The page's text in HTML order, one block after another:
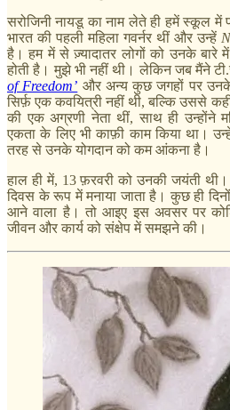
सरोजिनी नायडू का नाम लेते ही हमें स्कूल में
भारत की पहली महिला गवर्नर थीं और उन्हें
है। हम में से ज़्यादातर लोगों को उनके बारे
होती है। मुझे भी नहीं थी। लेकिन जब मैंने
of Freedom’ और अन्य कुछ जगहों पर उनके
सिर्फ़ एक कवयित्री नहीं थी, बल्कि उससे
की एक अग्रणी नेता थीं, साथ ही उन्होंने
एकता के लिए भी काफ़ी काम किया था।
तरह से उनके योगदान को कम आंकना है।
हाल ही में, 13 फ़रवरी को उनकी जयंती थी।
दिवस के रूप में मनाया जाता है। कुछ ही दिनों
आने वाला है। तो आइए इस अवसर पर
जीवन और कार्य को संक्षेप में समझने की।